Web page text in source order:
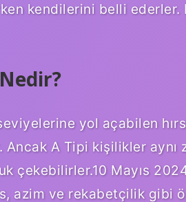
kendilerini belli ederler.
yol açabilen
A Tipi kişilikler aynı
çekebilirler.10 Mayıs
azim ve rekabetçilik gibi